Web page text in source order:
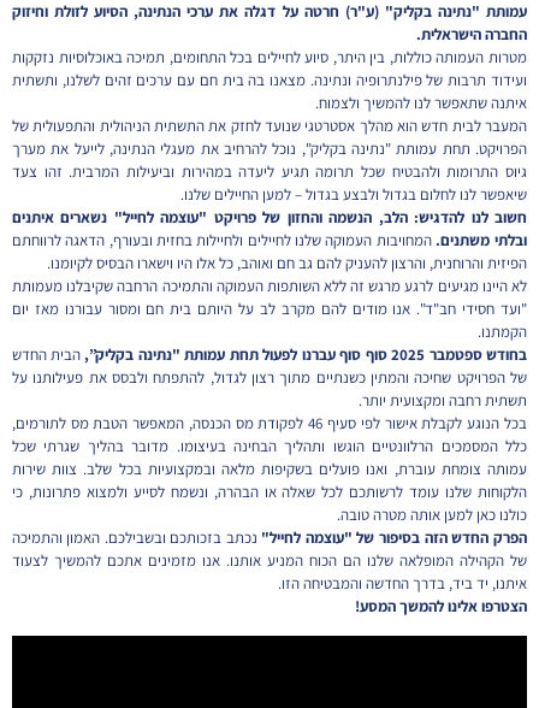
עמותת "נתינה בקליק" (ע"ר) חרטה על דגלה את ערכי הנתינה, הסיוע לזולת וחיזוק
החברה הישראלית.
מטרות העמותה כוללות, בין היתר, סיוע לחיילים בכל התחומים, תמיכה באוכלוסיות נזקקות
ועידוד תרבות של פילנתרופיה ונתינה. מצאנו בה בית חם עם ערכים זהים לשלנו, ותשתית
איתנה שתאפשר לנו להמשיך ולצמוח.
המעבר לבית חדש הוא מהלך אסטרטגי שנועד לחזק את התשתית הניהולית והתפעולית של
הפרויקט. תחת עמותת "נתינה בקליק", נוכל להרחיב את מעגלי הנתינה, לייעל את מערך
גיוס התרומות ולהבטיח שכל תרומה תגיע ליעדה במהירות וביעילות המרבית. זהו צעד
שיאפשר לנו לחלום בגדול ולבצע בגדול – למען החיילים שלנו.
חשוב לנו להדגיש: הלב, הנשמה והחזון של פרויקט "עוצמה לחייל" נשארים איתנים
ובלתי משתנים. המחויבות העמוקה שלנו לחיילים ולחיילות בחזית ובעורף, הדאגה לרווחתם
הפיזית והרוחנית, והרצון להעניק להם גב חם ואוהב, כל אלו היו וישארו הבסיס לקיומנו.
לא היינו מגיעים לרגע מרגש זה ללא השותפות העמוקה והתמיכה הרחבה שקיבלנו מעמותת
"ועד חסידי חב"ד". אנו מודים להם מקרב לב על היותם בית חם ומסור עבורנו מאז יום
הקמתנו.
בחודש ספטמבר 2025 סוף סוף עברנו לפעול תחת עמותת "נתינה בקליק”,
הבית החדש
של הפרויקט שחיכה והמתין כשנתיים מתוך רצון לגדול, להתפתח ולבסס את פעילותנו על
תשתית רחבה ומקצועית יותר.
בכל הנוגע לקבלת אישור לפי סעיף 46 לפקודת מס הכנסה, המאפשר הטבת מס לתורמים,
כלל המסמכים הרלוונטיים הוגשו ותהליך הבחינה בעיצומו. מדובר בהליך שגרתי שכל
עמותה צומחת עוברת, ואנו פועלים בשקיפות מלאה ובמקצועיות בכל שלב. צוות שירות
הלקוחות שלנו עומד לרשותכם לכל שאלה או הבהרה, ונשמח לסייע ולמצוא פתרונות, כי
כולנו כאן למען אותה מטרה טובה.
הפרק החדש הזה בסיפור של "עוצמה לחייל" נכתב בזכותכם ובשבילכם. האמון והתמיכה
של הקהילה המופלאה שלנו הם הכוח המניע אותנו. אנו מזמינים אתכם להמשיך לצעוד
איתנו, יד ביד, בדרך החדשה והמבטיחה הזו.
הצטרפו אלינו להמשך המסע!